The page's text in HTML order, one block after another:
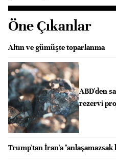
Öne Çıkanlar
Altın ve gümüşte toparlanma
ABD'den
rezervi
Trump'tan İran'a "anlaşamazsak